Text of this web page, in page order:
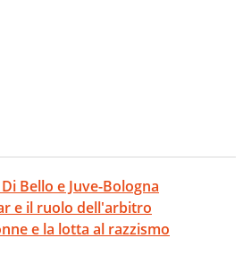
Bello e Juve-Bologna
e il ruolo dell'arbitro
e la lotta al razzismo